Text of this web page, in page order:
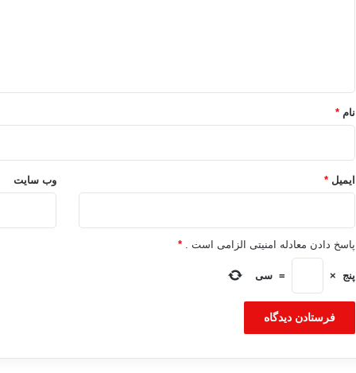
نام *
ایمیل * وب‌ سایت
پاسخ دادن معادله امنیتی الزامی است . *
پنج ×
= سی